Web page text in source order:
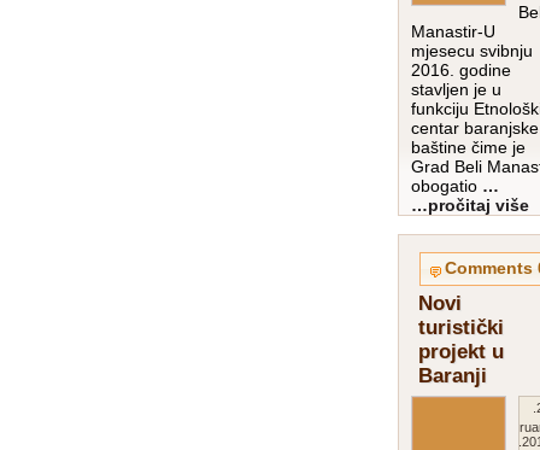
Manastir-U
mjesecu svibnju
2016. godine
stavljen je u
funkciju
centar baranjske
baštine čime je
Grad Beli
obogatio …
pročitaj više…
0
Novi
turistički
projekt u
Baranji